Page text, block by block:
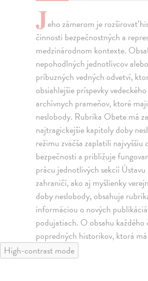
Jeho zámerom je rozširovať
činnosti bezpečnostných a
medzinárodnom kontexte.
nepohodlných jednotlivcov
príbuzných vedných odvetví,
obsiahlejšie príspevky
archívnych prameňov, ktoré
neslobody. Rubrika Obete má
najtragickejšie kapitoly doby
režimu zväčša zaplatili
bezpečnosti a približuje
prácu jednotlivých sekcií
zahraničí, ako aj myšlienky
doby neslobody, obsahuje
informáciou o nových
podujatiach. O obsahu
popredných historikov, ktorá
High-contrast mode